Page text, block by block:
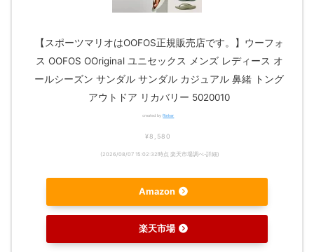
【スポーツマリオはOOFOS正規販売店です。】ウーフォ
ス OOFOS OOriginal ユニセックス メンズ レディース オ
ールシーズン サンダル サンダル カジュアル 鼻緒 トング
アウトドア リカバリー 5020010
created by Rinker
¥8,580
(2026/08/07 15:02:32時点 楽天市場調べ-詳細)
Amazon
楽天市場